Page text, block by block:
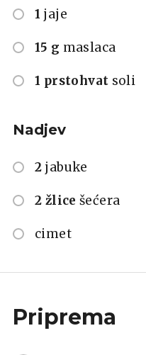
1 jaje
15 g maslaca
1 prstohvat soli
Nadjev
2 jabuke
2 žlice šećera
cimet
Priprema